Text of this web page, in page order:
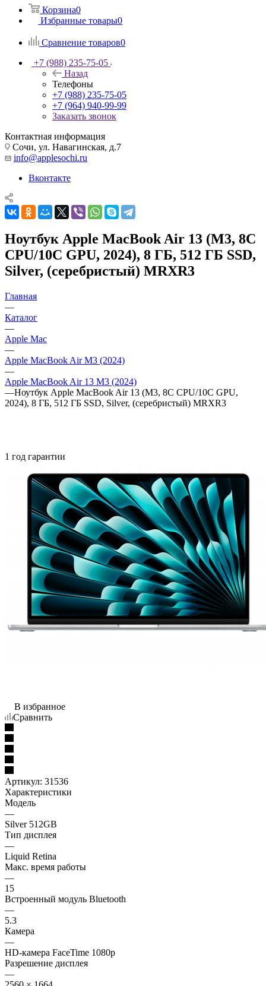
Корзина0
Избранные товары0
Сравнение товаров0
+7 (988) 235-75-05
Назад
Телефоны
+7 (988) 235-75-05
+7 (964) 940-99-99
Заказать звонок
Контактная информация
Сочи, ул. Навагинская, д.7
info@applesochi.ru
Вконтакте
Ноутбук Apple MacBook Air 13 (M3, 8C
CPU/10C GPU, 2024), 8 ГБ, 512 ГБ SSD,
Silver, (серебристый) MRXR3
Главная
—
Каталог
—
Apple Mac
—
Apple MacBook Air M3 (2024)
—
Apple MacBook Air 13 M3 (2024)
—Ноутбук Apple MacBook Air 13 (M3, 8C CPU/10C GPU,
2024), 8 ГБ, 512 ГБ SSD, Silver, (серебристый) MRXR3
1 год гарантии
В избранное
Сравнить
Артикул: 31536
Характеристики
Модель
—
Silver 512GB
Тип дисплея
—
Liquid Retina
Макс. время работы
—
15
Встроенный модуль Bluetooth
—
5.3
Камера
—
HD-камера FaceTime 1080p
Разрешение дисплея
—